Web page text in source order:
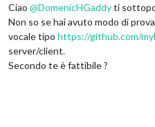
Ciao @DomenicHGaddyti
Non so se hai avuto modo di
vocale tipo https://github.com/
server/client.
Secondo te è fattibile ?